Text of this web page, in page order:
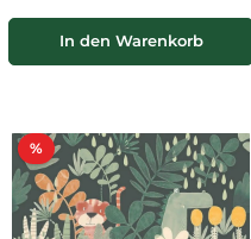
In den Warenkorb
%Rabatt